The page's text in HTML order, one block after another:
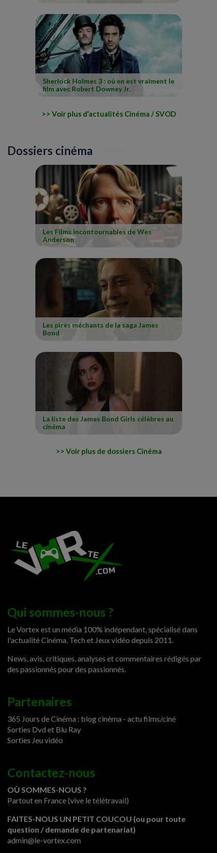
Sherlock Holmes 3 : où en est vraiment le
film avec Robert Downey Jr.
Voir plus d’actualités Cinéma / SVOD
Dossiers cinéma
Les Films incontournables de Wes
Anderson
Les pires méchants de la saga James
Bond
La liste des James Bond Girls célèbres au
cinéma
Voir plus de dossiers Cinéma
Qui sommes-nous ?
Le Vortex est un média 100% indépendant, spécialisé dans
l'actualité Cinéma, Tech et Jeux vidéo depuis 2011.
News, avis, critiques, analyses et commentaires rédigés par
des passionnés pour des passionnés.
Partenaires
365 Jours de Cinéma : blog cinéma - actu films/ciné
Sorties Dvd et Blu Ray
Sorties Jeu vidéo
Contactez-nous
OÙ SOMMES-NOUS ?
Partout en France (vive le télétravail)
FAITES-NOUS UN PETIT COUCOU (ou pour toute
question / demande de partenariat)
admin@le-vortex.com